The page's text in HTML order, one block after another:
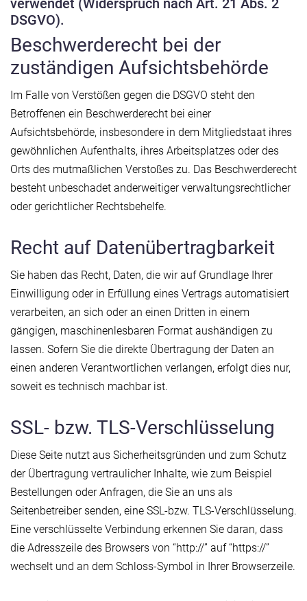
verwendet (Widerspruch nach Art. 21 Abs. 2
DSGVO).
Beschwerderecht bei der
zuständigen Aufsichtsbehörde
Im Falle von Verstößen gegen die DSGVO steht den
Betroffenen ein Beschwerderecht bei einer
Aufsichtsbehörde, insbesondere in dem Mitgliedstaat ihres
gewöhnlichen Aufenthalts, ihres Arbeitsplatzes oder des
Orts des mutmaßlichen Verstoßes zu. Das Beschwerderecht
besteht unbeschadet anderweitiger verwaltungsrechtlicher
oder gerichtlicher Rechtsbehelfe.
Recht auf Datenübertragbarkeit
Sie haben das Recht, Daten, die wir auf Grundlage Ihrer
Einwilligung oder in Erfüllung eines Vertrags automatisiert
verarbeiten, an sich oder an einen Dritten in einem
gängigen, maschinenlesbaren Format aushändigen zu
lassen. Sofern Sie die direkte Übertragung der Daten an
einen anderen Verantwortlichen verlangen, erfolgt dies nur,
soweit es technisch machbar ist.
SSL- bzw. TLS-Verschlüsselung
Diese Seite nutzt aus Sicherheitsgründen und zum Schutz
der Übertragung vertraulicher Inhalte, wie zum Beispiel
Bestellungen oder Anfragen, die Sie an uns als
Seitenbetreiber senden, eine SSL-bzw. TLS-Verschlüsselung.
Eine verschlüsselte Verbindung erkennen Sie daran, dass
die Adresszeile des Browsers von “http://” auf “https://”
wechselt und an dem Schloss-Symbol in Ihrer Browserzeile.